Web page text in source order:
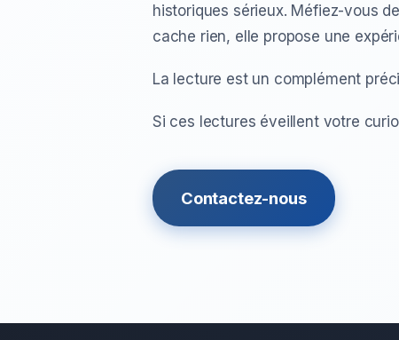
historiques sérieux. Méfiez-vous
cache rien, elle propose une
La lecture est un complément
Si ces lectures éveillent votre
Contactez-nous